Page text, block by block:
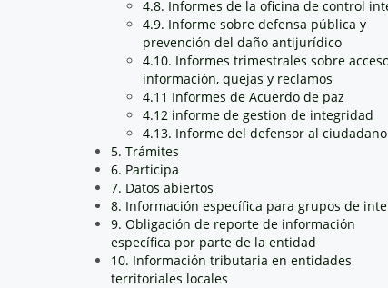
4.8. Informes de la oficina de control
4.9. Informe sobre defensa pública y
prevención del daño antijurídico
4.10. Informes trimestrales sobre
información, quejas y reclamos
4.11 Informes de Acuerdo de paz
4.12 informe de gestion de integridad
4.13. Informe del defensor al ciudadano
5. Trámites
6. Participa
7. Datos abiertos
8. Información específica para grupos de
9. Obligación de reporte de información
específica por parte de la entidad
10. Información tributaria en entidades
territoriales locales